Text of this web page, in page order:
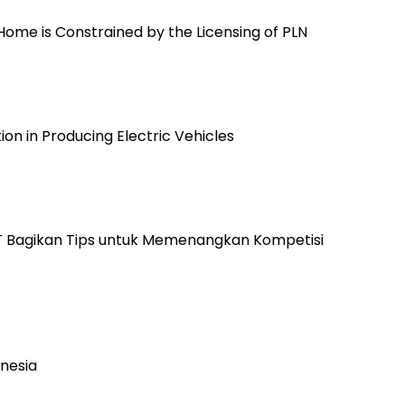
is Constrained by the Licensing of PLN
in Producing Electric Vehicles
Bagikan Tips untuk Memenangkan Kompetisi